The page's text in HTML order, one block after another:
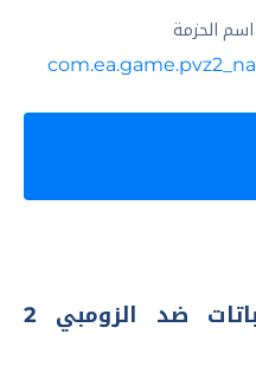
اسم الحزمة
com.ea.game.pvz2_na
ما الجديد في لعبة نباتات ضد الزومبي 2